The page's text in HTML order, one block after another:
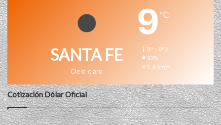
SANTA FE
Cielo claro
9℃
8º - 9º%
93%
5.4 km/h
Cotización Dólar Oficial